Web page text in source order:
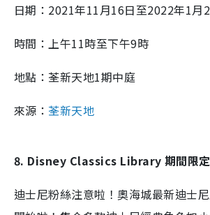
日期：2021年11月16日至2022年1月
時間：上午11時至下午9時
地點：荃新天地1期中庭
來源： 荃新天地
8. Disney Classics Library 期間限
迪士尼粉絲注意啦！奧海城最新迪士